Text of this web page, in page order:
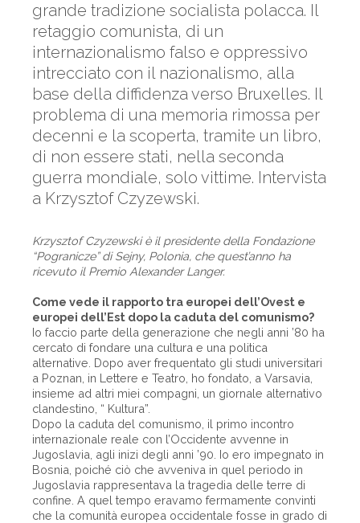
grande tradizione socialista polacca. Il
retaggio comunista, di un
internazionalismo falso e oppressivo
intrecciato con il nazionalismo, alla
base della diffidenza verso Bruxelles. Il
problema di una memoria rimossa per
decenni e la scoperta, tramite un libro,
di non essere stati, nella seconda
guerra mondiale, solo vittime. Intervista
a Krzysztof Czyzewski.
Krzysztof Czyzewski è il presidente della Fondazione
“Pogranicze” di Sejny, Polonia, che quest’anno ha
ricevuto il Premio Alexander Langer.
Come vede il rapporto tra europei dell’Ovest e
europei dell’Est dopo la caduta del comunismo?
Io faccio parte della generazione che negli anni ’80 ha
cercato di fondare una cultura e una politica
alternative. Dopo aver frequentato gli studi universitari
a Poznan, in Lettere e Teatro, ho fondato, a Varsavia,
insieme ad altri miei compagni, un giornale alternativo
clandestino, “ Kultura”.
Dopo la caduta del comunismo, il primo incontro
internazionale reale con l’Occidente avvenne in
Jugoslavia, agli inizi degli anni ’90. Io ero impegnato in
Bosnia, poiché ciò che avveniva in quel periodo in
Jugoslavia rappresentava la tragedia delle terre di
confine. A quel tempo eravamo fermamente convinti
che la comunità europea occidentale fosse in grado di